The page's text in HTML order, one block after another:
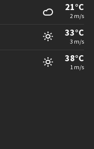
21°C
2 m/s
33°C
3 m/s
38°C
1 m/s